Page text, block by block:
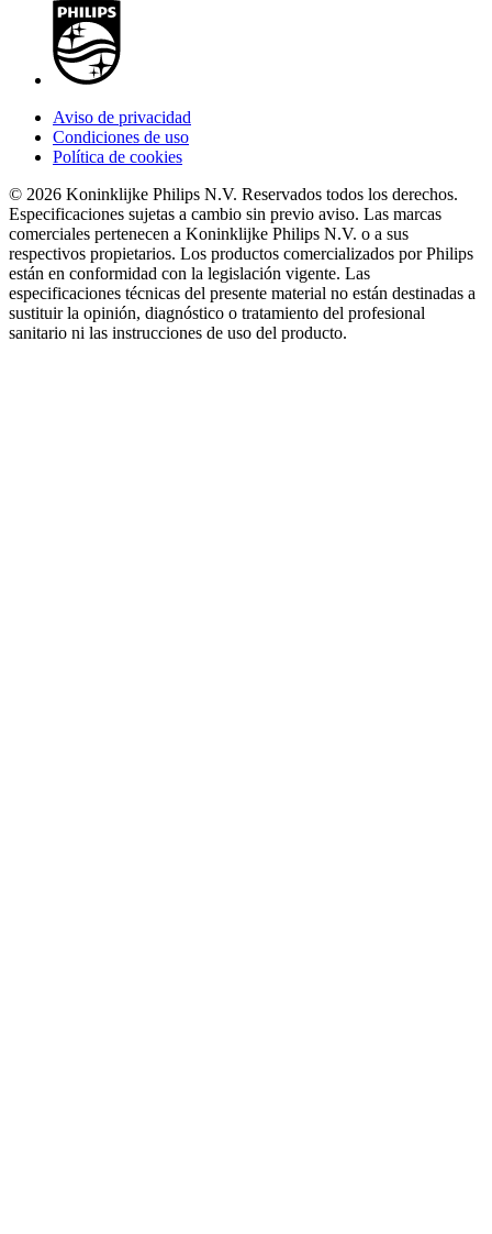
Aviso de privacidad
Condiciones de uso
Política de cookies
© 2026 Koninklijke Philips N.V. Reservados todos los derechos.
Especificaciones sujetas a cambio sin previo aviso. Las marcas
comerciales pertenecen a Koninklijke Philips N.V. o a sus
respectivos propietarios. Los productos comercializados por Philips
están en conformidad con la legislación vigente. Las
especificaciones técnicas del presente material no están destinadas a
sustituir la opinión, diagnóstico o tratamiento del profesional
sanitario ni las instrucciones de uso del producto.